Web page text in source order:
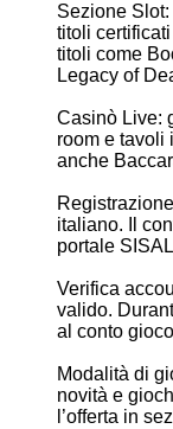
Sezione
titoli
titoli come
Legacy of
Casinò Live:
room e tavoli
anche
italiano. Il
portale
Verifica
valido.
al conto
Modalità di
novità e
l’offerta in